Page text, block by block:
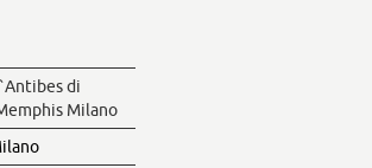
di
Milano